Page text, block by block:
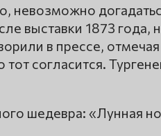
невозможно
выставки 1873 года,
в прессе,
тот согласится.